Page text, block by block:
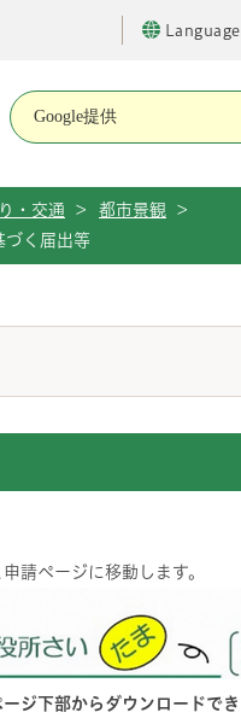
Language
・交通 > 都市景観
>
づく届出等
請ページに移動します。
ジ下部からダウンロードで